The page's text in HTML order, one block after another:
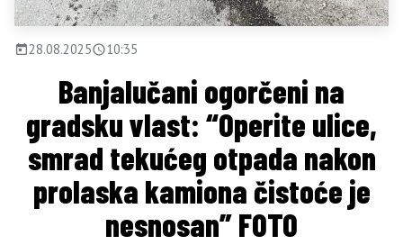
28.08.2025 10:35
Banjalučani ogorčeni na
gradsku vlast: “Operite ulice,
smrad tekućeg otpada nakon
prolaska kamiona čistoće je
nesnosan” FOTO